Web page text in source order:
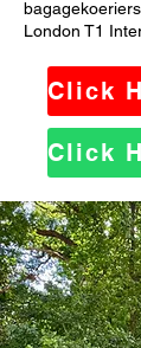
London T1